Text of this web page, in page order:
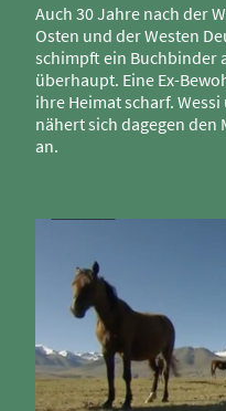
Auch 30 Jahre nach der
Osten und der Westen
schimpft ein Buchbinder
überhaupt. Eine Ex-
ihre Heimat scharf.
nähert sich dagegen den
an.